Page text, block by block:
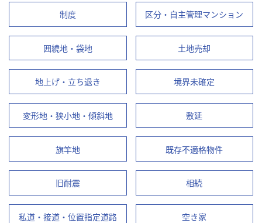
制度 区分・自主管理マンション
囲繞地・袋地 土地売却
地上げ・立ち退き 境界未確定
変形地・狭小地・傾斜地 敷延
旗竿地 既存不適格物件
旧耐震 相続
私道・接道・位置指定道路 空き家